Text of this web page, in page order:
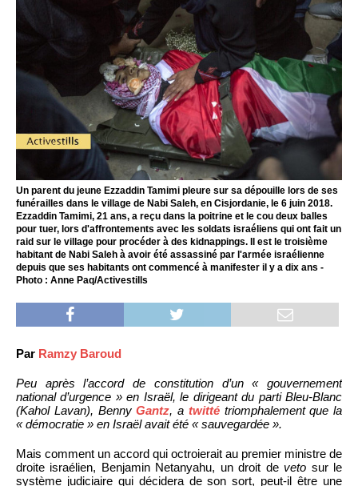
Un parent du jeune Ezzaddin Tamimi pleure sur sa dépouille lors de ses
funérailles dans le village de Nabi Saleh, en Cisjordanie, le 6 juin 2018.
Ezzaddin Tamimi, 21 ans, a reçu dans la poitrine et le cou deux balles
pour tuer, lors d'affrontements avec les soldats israéliens qui ont fait un
raid sur le village pour procéder à des kidnappings. Il est le troisième
habitant de Nabi Saleh à avoir été assassiné par l'armée israélienne
depuis que ses habitants ont commencé à manifester il y a dix ans -
Photo : Anne Paq/Activestills
Par Ramzy Baroud
Peu après l’accord de constitution d’un « gouvernement
national d’urgence » en Israël, le dirigeant du parti Bleu-Blanc
(Kahol Lavan), BennyGantz, a twittétriomphalement que la
« démocratie » en Israël avait été « sauvegardée ».
Mais comment un accord qui octroierait au premier ministre de
droite israélien, Benjamin Netanyahu, un droit de veto sur le
système judiciaire qui décidera de son sort, peut-il être une